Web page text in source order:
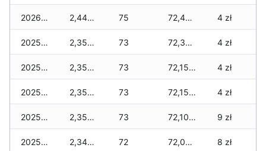
2026-01-01 2,440 zł 75 72,425 zł 4 zł
2025-12-31 2,355 zł 73 72,340 zł 4 zł
2025-12-30 2,355 zł 73 72,150 zł 4 zł
2025-12-29 2,355 zł 73 72,150 zł 4 zł
2025-12-28 2,355 zł 73 72,100 zł 9 zł
2025-12-27 2,345 zł 72 72,025 zł 8 zł